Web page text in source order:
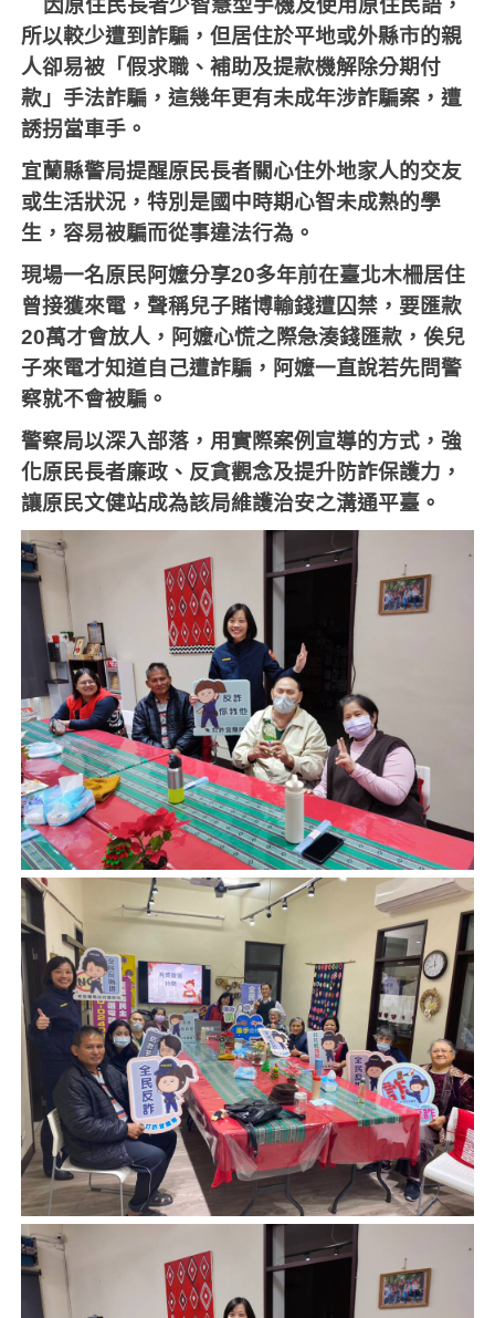
因原住民長者少智慧型手機及使用原住民語，
所以較少遭到詐騙，但居住於平地或外縣市的親
人卻易被「假求職、補助及提款機解除分期付
款」手法詐騙，這幾年更有未成年涉詐騙案，遭
誘拐當車手。
宜蘭縣警局提醒原民長者關心住外地家人的交友
或生活狀況，特別是國中時期心智未成熟的學
生，容易被騙而從事違法行為。
現場一名原民阿嬤分享20多年前在臺北木柵居住
曾接獲來電，聲稱兒子賭博輸錢遭囚禁，要匯款
20萬才會放人，阿嬤心慌之際急湊錢匯款，俟兒
子來電才知道自己遭詐騙，阿嬤一直說若先問警
察就不會被騙。
警察局以深入部落，用實際案例宣導的方式，強
化原民長者廉政、反貪觀念及提升防詐保護力，
讓原民文健站成為該局維護治安之溝通平臺。